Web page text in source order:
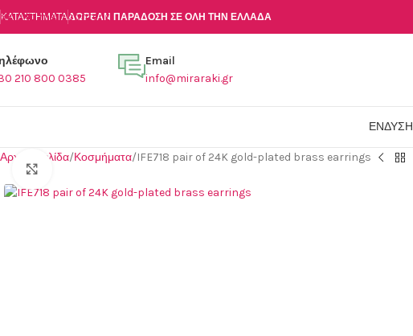
Skip to main content
ΚΑΤΑΣΤΉΜΑΤΑΔΩΡΕΑΝ ΠΑΡΑΔΟΣΗ ΣΕ ΟΛΗ ΤΗΝ ΕΛΛΑΔΑ
210 800 0385
Email
info@miraraki.gr
ΕΝΔΥΣΗ
Αρχική σελίδα Κοσμήματα IFE718 pair of 24K gold-plated brass earrings